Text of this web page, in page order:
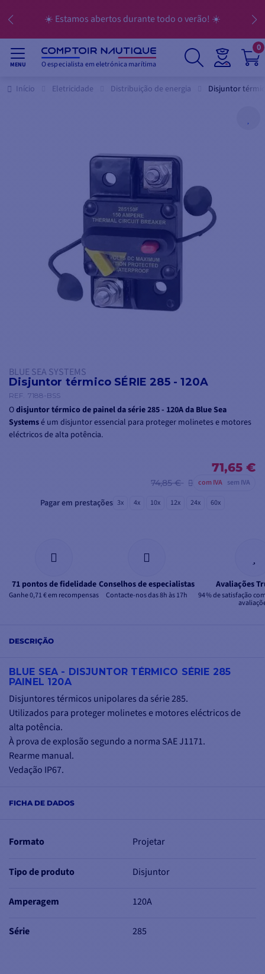
☀️ Estamos abertos durante todo o verão! ☀️
MENU O especialista em eletrónica marítima
0
Início Eletricidade Distribuição de energia Disjuntor
BLUE SEA SYSTEMS
Disjuntor térmico SÉRIE 285 - 120A
REF. 7188-BSS
Odisjuntor térmico de painel da série 285 - 120A da Blue Sea
Systemsé um disjuntor essencial para proteger molinetes e motores
eléctricos de alta potência.
71,65 €
74,85 € com IVA sem IVA
Pagar em prestações 3x 4x 10x 12x 24x 60x
71 pontos de fidelidade
Ganhe 0,71 € em recompensas
Conselhos de especialistas
Contacte-nos das 8h às 17h
Avaliações
94 % de satisfação
FICHA DE DADOS
Formato Projetar
Tipo de produto Disjuntor
Amperagem 120A
Série 285
DESCRIÇÃO
BLUE SEA - DISJUNTOR TÉRMICO SÉRIE 285
PAINEL 120A
Disjuntores térmicos unipolares da série 285.
Utilizados para proteger molinetes e motores eléctricos de
alta potência.
À prova de explosão segundo a norma SAE J1171.
Rearme manual.
Vedação IP67.